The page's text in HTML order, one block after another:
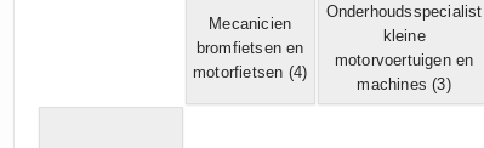
Mecanicien
bromfietsen en
motorfietsen (4)
Onderhoudsspecialist
kleine
motorvoertuigen en
machines (3)